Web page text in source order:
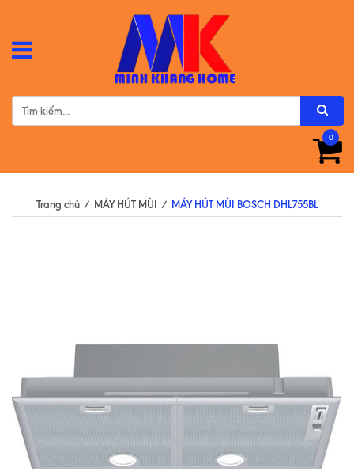
0
Trang chủ / MÁY HÚT MÙI / MÁY HÚT MÙI BOSCH DHL755BL